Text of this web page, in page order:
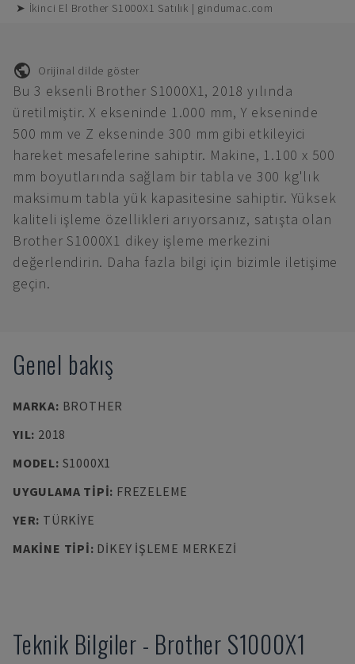
➤ İkinci El Brother S1000X1 Satılık | gindumac.com
Orijinal dilde göster
Bu 3 eksenli Brother S1000X1, 2018 yılında
üretilmiştir. X ekseninde 1.000 mm, Y ekseninde
500 mm ve Z ekseninde 300 mm gibi etkileyici
hareket mesafelerine sahiptir. Makine, 1.100 x 500
mm boyutlarında sağlam bir tabla ve 300 kg'lık
maksimum tabla yük kapasitesine sahiptir. Yüksek
kaliteli işleme özellikleri arıyorsanız, satışta olan
Brother S1000X1 dikey işleme merkezini
değerlendirin. Daha fazla bilgi için bizimle iletişime
geçin.
Genel bakış
MARKA: BROTHER
YIL: 2018
MODEL: S1000X1
UYGULAMA TIPI: FREZELEME
YER: TÜRKIYE
MAKINE TIPI: DIKEY İŞLEME MERKEZI
Teknik Bilgiler - Brother S1000X1